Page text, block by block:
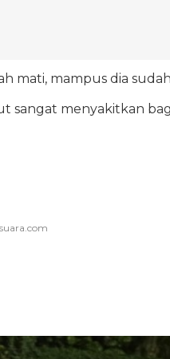
mati, mampus dia
sangat menyakitkan